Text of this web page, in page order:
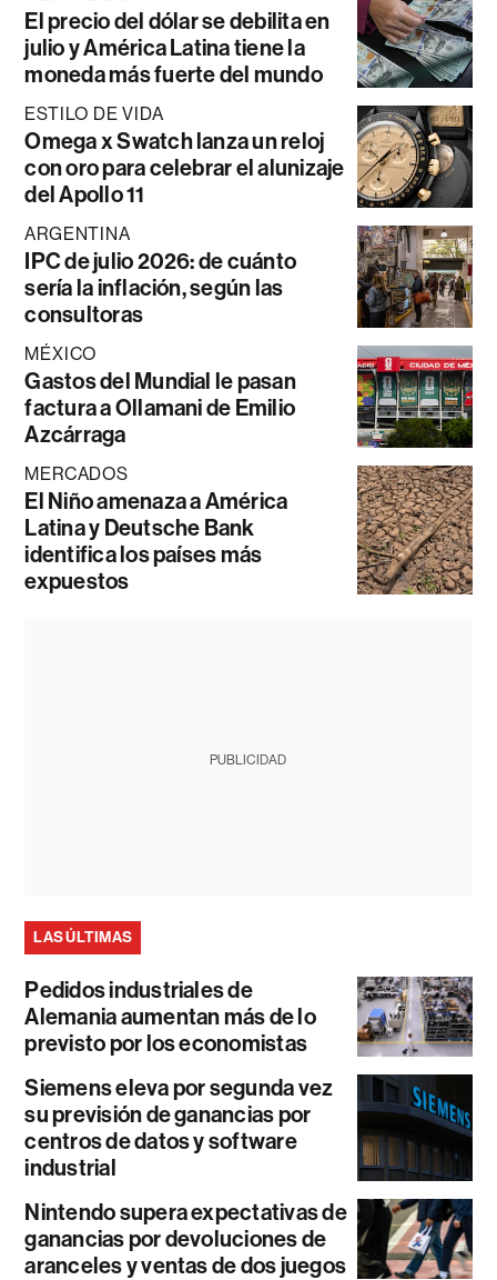
El precio del dólar se debilita en
julio y América Latina tiene la
moneda más fuerte del mundo
ESTILO DE VIDA
Omega x Swatch lanza un reloj
con oro para celebrar el alunizaje
del Apollo 11
ARGENTINA
IPC de julio 2026: de cuánto
sería la inflación, según las
consultoras
MÉXICO
Gastos del Mundial le pasan
factura a Ollamani de Emilio
Azcárraga
MERCADOS
El Niño amenaza a América
Latina y Deutsche Bank
identifica los países más
expuestos
PUBLICIDAD
LAS ÚLTIMAS
Pedidos industriales de
Alemania aumentan más de lo
previsto por los economistas
Siemens eleva por segunda vez
su previsión de ganancias por
centros de datos y software
industrial
Nintendo supera expectativas de
ganancias por devoluciones de
aranceles y ventas de dos juegos